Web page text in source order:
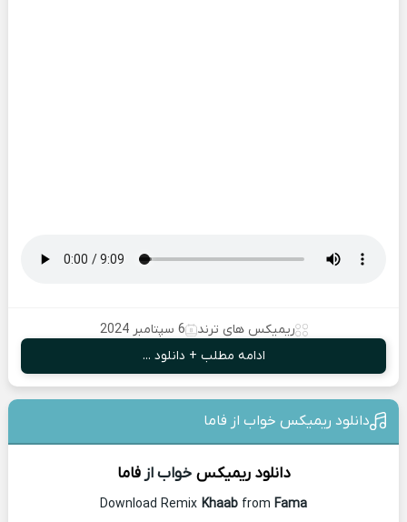
ریمیکس های ترند
6 سپتامبر 2024
ادامه مطلب + دانلود ...
دانلود ریمیکس خواب از فاما
دانلود ریمیکس خواب ازفاما
Download Remix Khaab from Fama